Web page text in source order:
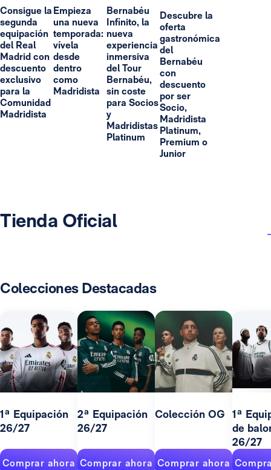
Consigue la
segunda
equipación
del Real
Madrid con
descuento
exclusivo
para la
Comunidad
Madridista
Empieza
una nueva
temporada:
vívela
desde
dentro
como
Madridista
Bernabéu
Infinito, la
nueva
experiencia
inmersiva
del Tour
Bernabéu,
sin coste
para Socios
y
Madridistas
Platinum
Descubre la
oferta
gastronómica
del
Bernabéu
con
descuento
por ser
Socio,
Madridista
Platinum,
Premium o
Junior
Tienda Oficial
Colecciones Destacadas
1ª Equipación
26/27
Comprar ahora
2ª Equipación
26/27
Comprar ahora
Colección OG
Comprar ahora
1ª
de
26/27